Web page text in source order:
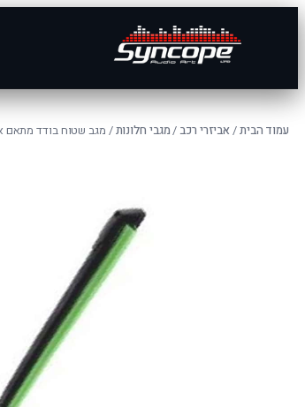
עמוד הבית/אביזרי רכב/מגבי חלונות/ מגב שטוח בודד מתאם